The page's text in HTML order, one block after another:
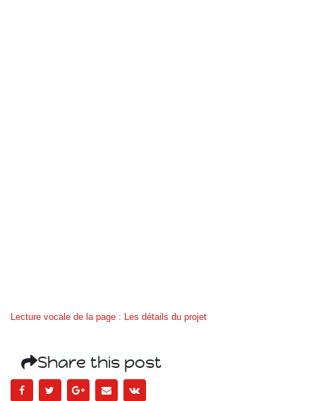
Lecture vocale de la page : Les détails du projet
Share this post